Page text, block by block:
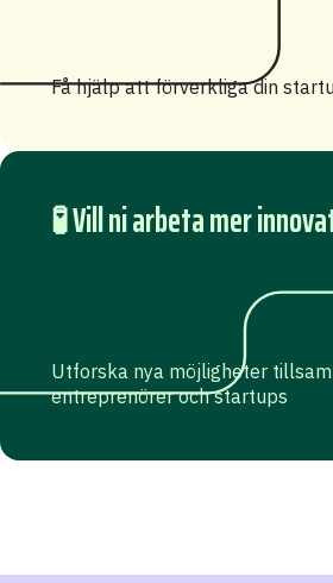
Få hjälp att förverkliga din
🧪 Vill ni arbeta mer
Utforska nya möjligheter
entreprenörer och startups